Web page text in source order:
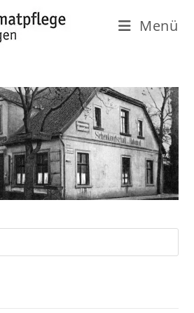
Menü